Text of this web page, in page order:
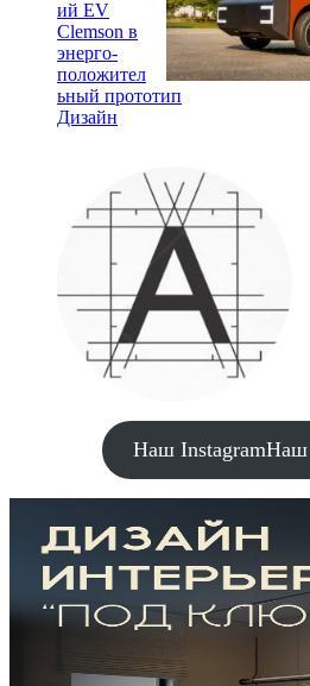
ий EV
Clemson в
энерго-
положител
ьный прототип
Дизайн
Наш InstagramНаш